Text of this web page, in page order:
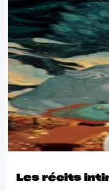
Les récits